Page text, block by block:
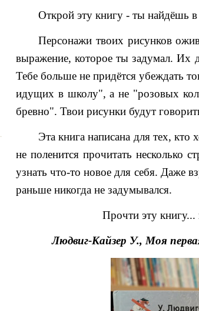
Открой эту книгу - ты найдёшь в
Персонажи твоих рисунков
выражение, которое ты задумал. Их
Тебе больше не придётся убеждать
идущих в школу", а не "розовых
бревно". Твои рисунки будут
Эта книга написана для тех, кто
не поленится прочитать несколько
узнать что-то новое для себя. Даже
раньше никогда не задумывался.
Прочти эту
Людвиг-Кайзер У., Моя